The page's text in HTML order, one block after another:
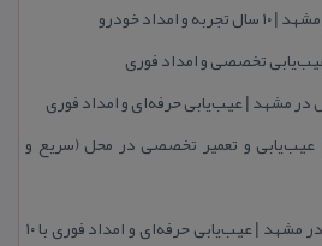
خودرو
تخصصی و امداد فوری
مشهد | عیب‌یابی حرفه‌ای و امداد فوری
عیب‌یابی و تعمیر تخصصی در محل (سریع و
تعمیرگاه تخصصی كوییك در مشهد | عیب‌یابی حرفه‌ای و امداد فوری با ۱۰